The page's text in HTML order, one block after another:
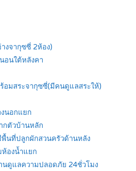
งจากุซซี่ 2ห้อง)
อนใต้หลังคา
อมสระจากุซซี่(มีคนดูแลสระให้)
นอกแยก
กตัวบ้านหลัก
พื้นที่ปลูกผักสวนครัวด้านหลัง
องน้ำแยก
ดูแลความปลอดภัย 24ชั่วโมง